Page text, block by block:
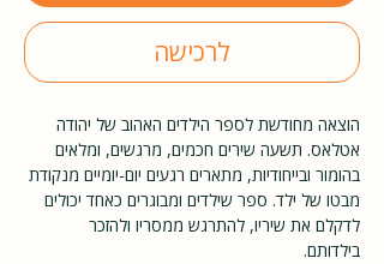
לרכישה
הוצאה מחודשת לספר הילדים האהוב של יהודה
אטלאס. תשעה שירים חכמים, מרגשים, ומלאים
בהומור ובייחודיות, מתארים רגעים יום-יומיים מנקודת
מבטו של ילד. ספר שילדים ומבוגרים כאחד יכולים
לדקלם את שיריו, להתרגש ממסריו ולהזכר
בילדותם.